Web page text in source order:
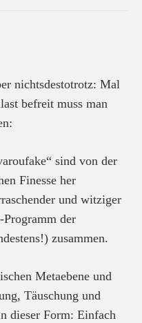
nichtsdestotrotz: Mal
befreit muss man
sind von der
Finesse her
und witziger
der
zusammen.
Metaebene und
Täuschung und
dieser Form: Einfach